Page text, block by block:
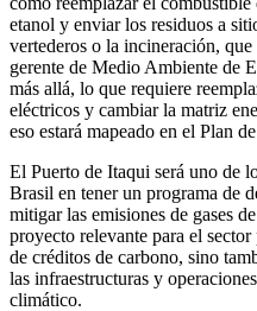
etanol y enviar los residuos a
vertederos o la incineración, que
gerente de Medio Ambiente de
más allá, lo que requiere
eléctricos y cambiar la matriz
eso estará mapeado en el Plan
El Puerto de Itaqui será uno de
Brasil en tener un programa de
mitigar las emisiones de gases
proyecto relevante para el
de créditos de carbono, sino
las infraestructuras y
climático.